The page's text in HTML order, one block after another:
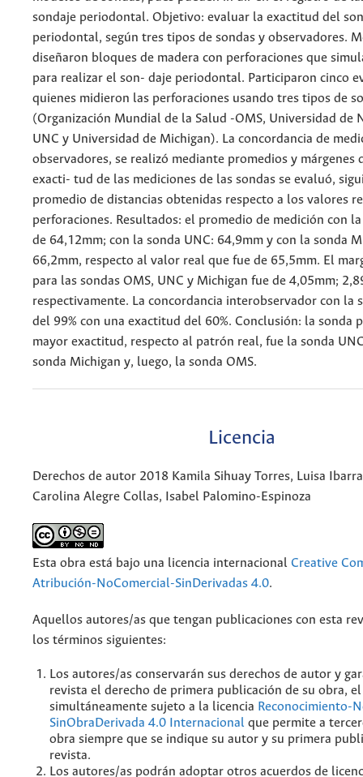
sondaje periodontal. Objetivo: evaluar la exactitud del
periodontal, según tres tipos de sondas y observadores.
diseñaron bloques de madera con perforaciones que
para realizar el son- daje periodontal. Participaron cinco
quienes midieron las perforaciones usando tres tipos de
(Organización Mundial de la Salud -OMS, Universidad de
UNC y Universidad de Michigan). La concordancia de
observadores, se realizó mediante promedios y márgenes
exacti- tud de las mediciones de las sondas se evaluó,
promedio de distancias obtenidas respecto a los valores
perforaciones. Resultados: el promedio de medición con
de 64,12mm; con la sonda UNC: 64,9mm y con la sonda
66,2mm, respecto al valor real que fue de 65,5mm. El
para las sondas OMS, UNC y Michigan fue de 4,05mm;
respectivamente. La concordancia interobservador con la
del 99% con una exactitud del 60%. Conclusión: la sonda
mayor exactitud, respecto al patrón real, fue la sonda
sonda Michigan y, luego, la sonda OMS.
Licencia
Derechos de autor 2018 Kamila Sihuay Torres, Luisa
Carolina Alegre Collas, Isabel Palomino-Espinoza
Esta obra está bajo una licencia internacional Creative
Atribución-NoComercial-SinDerivadas 4.0.
Aquellos autores/as que tengan publicaciones con esta
los términos siguientes:
Los autores/as conservarán sus derechos de autor y
revista el derecho de primera publicación de su obra,
simultáneamente sujeto a la licencia Reconocimiento-
SinObraDerivada 4.0 Internacional que permite a
obra siempre que se indique su autor y su primera
revista.
Los autores/as podrán adoptar otros acuerdos de